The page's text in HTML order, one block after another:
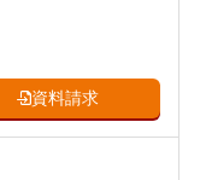
資料請求